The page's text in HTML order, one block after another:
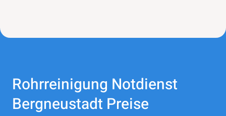
Rohrreinigung Notdienst
Bergneustadt Preise